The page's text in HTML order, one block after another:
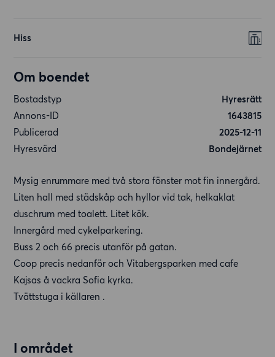
Hiss
Om boendet
Bostadstyp
Hyresrätt
Annons-ID
1643815
Publicerad
2025-12-11
Hyresvärd
Bondejärnet
Mysig enrummare med två stora fönster mot fin innergård.
Liten hall med städskåp och hyllor vid tak, helkaklat
duschrum med toalett. Litet kök.
Innergård med cykelparkering.
Buss 2 och 66 precis utanför på gatan.
Coop precis nedanför och Vitabergsparken med cafe
Kajsas å vackra Sofia kyrka.
Tvättstuga i källaren .
I området